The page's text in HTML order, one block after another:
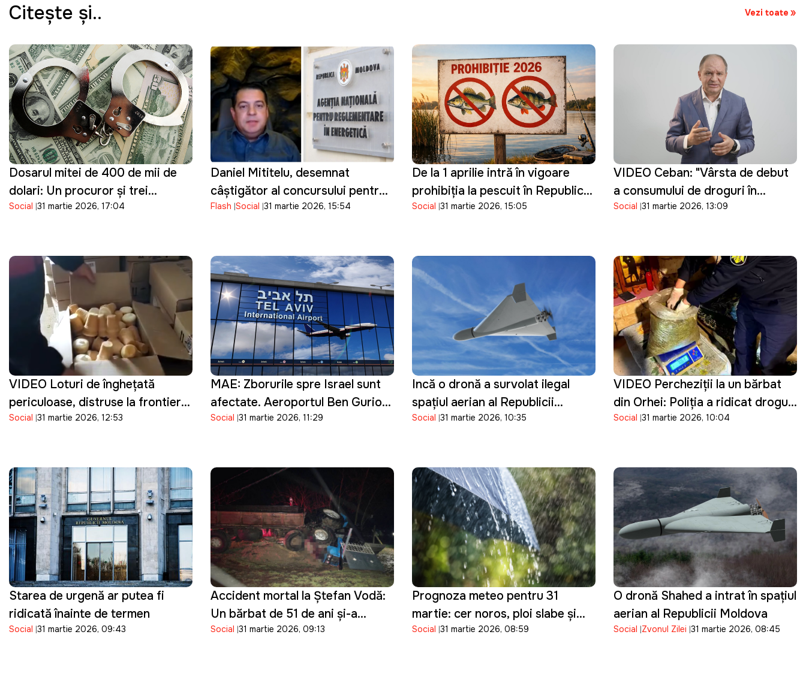
Citeşte şi.. Vezi toate
Dosarul mitei de 400 de mii de
dolari: Un procuror și trei
angajați ai poliției au fost reținuți
Social 31 martie 2026, 17:04
Daniel Mititelu, desemnat
câștigător al concursului pentru
funcția de director al ANRE
Flash Social 31 martie 2026, 15:54
De la 1 aprilie intră în vigoare
prohibiția la pescuit în Republica
Moldova
Social 31 martie 2026, 15:05
VIDEO Ceban: "Vârsta de debut
a consumului de droguri în
Chișinău a ajuns la 15 ani.
Social 31 martie 2026, 13:09
VIDEO Loturi de înghețată
periculoase, distruse la frontieră:
ANSA a depistat bacterii în
Social 31 martie 2026, 12:53
MAE: Zborurile spre Israel sunt
afectate. Aeroportul Ben Gurion
rămâne închis până la 16 aprilie
Social 31 martie 2026, 11:29
Incă o dronă a survolat ilegal
spațiul aerian al Republicii
Moldova
Social 31 martie 2026, 10:35
VIDEO Percheziţii la un bărbat
din Orhei: Poliţia a ridicat droguri
de cinci milioane de lei
Social 31 martie 2026, 10:04
Starea de urgență ar putea fi
ridicată înainte de termen
Social 31 martie 2026, 09:43
Accident mortal la Ștefan Vodă:
Un bărbat de 51 de ani și-a
pierdut viața după ce a pierdut
Social 31 martie 2026, 09:13
Prognoza meteo pentru 31
martie: cer noros, ploi slabe și
temperaturi moderate în toată
Social 31 martie 2026, 08:59
O dronă Shahed a intrat în spațiul
aerian al Republicii Moldova
Social Zvonul Zilei 31 martie 2026, 08:45